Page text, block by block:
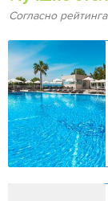
Согласно